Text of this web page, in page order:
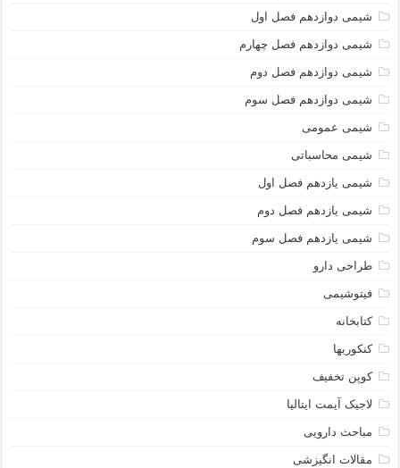
شیمی دوازدهم فصل اول
شیمی دوازدهم فصل چهارم
شیمی دوازدهم فصل دوم
شیمی دوازدهم فصل سوم
شیمی عمومی
شیمی محاسباتی
شیمی یازدهم فصل اول
شیمی یازدهم فصل دوم
شیمی یازدهم فصل سوم
طراحی دارو
فیتوشیمی
کتابخانه
کنکوریها
کوپن تخفیف
لاجیک آیمت ایتالیا
مباحث دارویی
مقالات انگیزشی